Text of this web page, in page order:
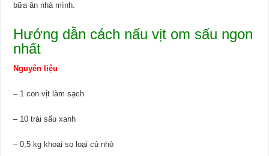
bữa ăn nhà mình.
Hướng dẫn cách nấu vịt om sấu ngon
nhất
Nguyên liệu
– 1 con vịt làm sạch
– 10 trái sấu xanh
– 0,5 kg khoai sọ loại củ nhỏ